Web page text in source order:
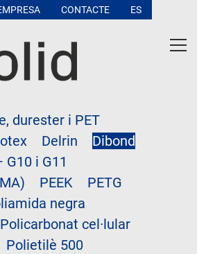
CONTACTE ES
durester i PET
Delrin
Dibond
G10 i G11
PEEK
PETG
negra
Policarbonat cel·lular
Polietilè 500